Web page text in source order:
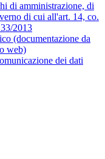
di amministrazione, di
di cui all'art. 14, co.
2013
(documentazione da
web)
dei dati